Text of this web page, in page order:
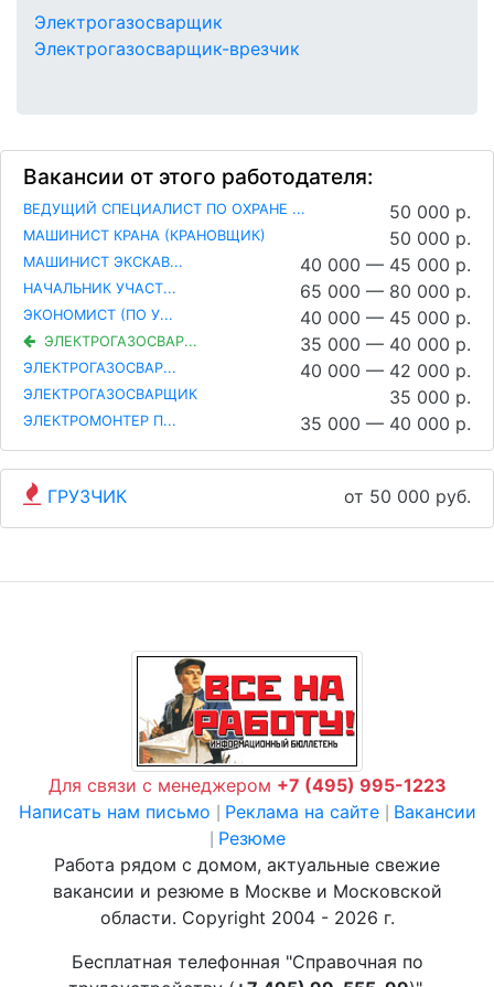
Электрогазосварщик
Электрогазосварщик-врезчик
Вакансии от этого работодателя:
ВЕДУЩИЙ СПЕЦИАЛИСТ ПО ОХРАНЕ ... 50 000 р.
МАШИНИСТ КРАНА (КРАНОВЩИК) 50 000 р.
МАШИНИСТ ЭКСКАВ... 40 000 — 45 000 р.
НАЧАЛЬНИК УЧАСТ... 65 000 — 80 000 р.
ЭКОНОМИСТ (ПО У... 40 000 — 45 000 р.
ЭЛЕКТРОГАЗОСВАР... 35 000 — 40 000 р.
ЭЛЕКТРОГАЗОСВАР... 40 000 — 42 000 р.
ЭЛЕКТРОГАЗОСВАРЩИК 35 000 р.
ЭЛЕКТРОМОНТЕР П... 35 000 — 40 000 р.
ГРУЗЧИК от 50 000 руб.
Для связи с менеджером +7 (495) 995-1223
Написать нам письмо
Реклама на сайте Вакансии
Резюме
Работа рядом с домом, актуальные свежие
вакансии и резюме в Москве и Московской
области. Copyright 2004 - 2026 г.
Бесплатная телефонная "Справочная по